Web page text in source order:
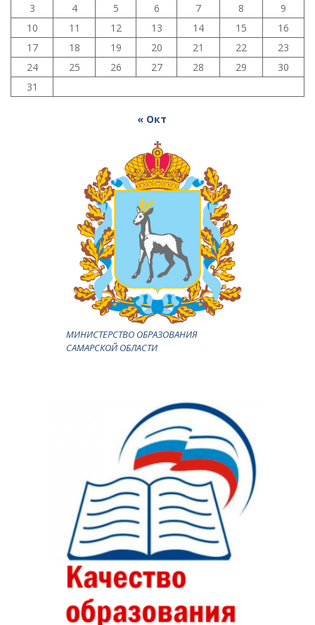
3
4 5 6 7 8
9
10
11 12 13 14 15
16
17
18 19 20 21 22
23
24
25 26 27 28 29
30
31
« Окт
МИНИСТЕРСТВО ОБРАЗОВАНИЯ
САМАРСКОЙ ОБЛАСТИ